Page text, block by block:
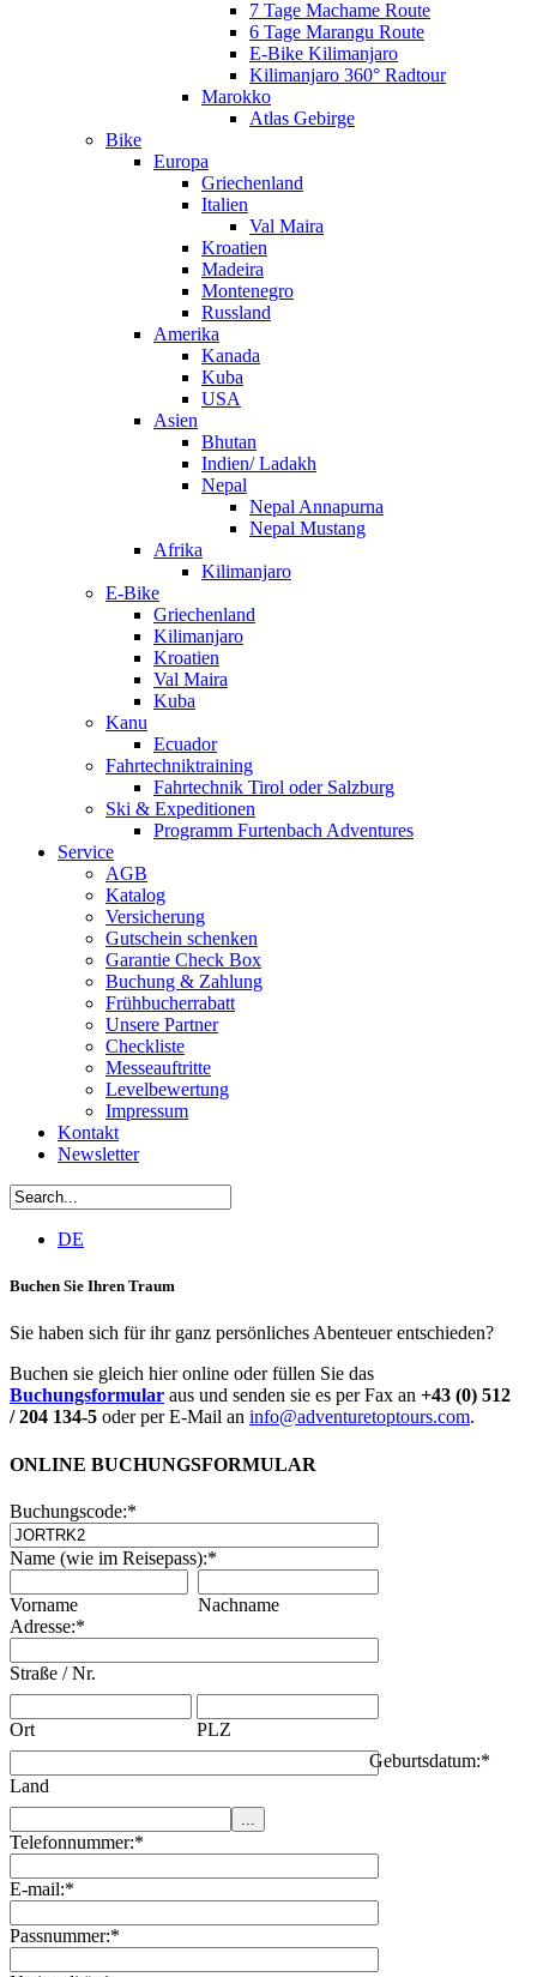
7 Tage Machame Route
6 Tage Marangu Route
E-Bike Kilimanjaro
Kilimanjaro 360° Radtour
Marokko
Atlas Gebirge
Bike
Europa
Griechenland
Italien
Val Maira
Kroatien
Madeira
Montenegro
Russland
Amerika
Kanada
Kuba
USA
Asien
Bhutan
Indien/ Ladakh
Nepal
Nepal Annapurna
Nepal Mustang
Afrika
Kilimanjaro
E-Bike
Griechenland
Kilimanjaro
Kroatien
Val Maira
Kuba
Kanu
Ecuador
Fahrtechniktraining
Fahrtechnik Tirol oder Salzburg
Ski & Expeditionen
Programm Furtenbach Adventures
Service
AGB
Katalog
Versicherung
Gutschein schenken
Garantie Check Box
Buchung & Zahlung
Frühbucherrabatt
Unsere Partner
Checkliste
Messeauftritte
Levelbewertung
Impressum
Kontakt
Newsletter
DE
Buchen Sie Ihren Traum
Sie haben sich für ihr ganz persönliches Abenteuer entschieden?
Buchen sie gleich hier online oder füllen Sie das
Buchungsformular aus und senden sie es per Fax an +43 (0) 512
/ 204 134-5 oder per E-Mail an info@adventuretoptours.com.
ONLINE BUCHUNGSFORMULAR
Buchungscode:*
Name (wie im Reisepass):*
Vorname
Nachname
Adresse:*
Straße / Nr.
Ort PLZ
Land
Geburtsdatum:*
Telefonnummer:*
E-mail:*
Passnummer:*